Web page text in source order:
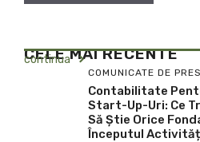
CELE MAI RECENTE
continua
COMUNICATE DE
Contabilitate
Start-Up-Uri: Ce
Să Știe Orice
Începutul